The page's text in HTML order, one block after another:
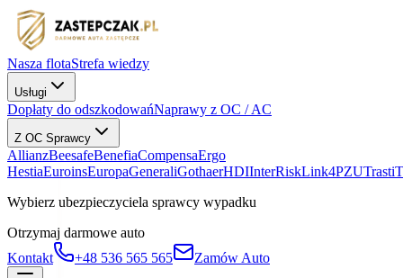
Nasza flotaStrefa wiedzy
Usługi
Dopłaty do odszkodowańNaprawy z OC / AC
Z OC Sprawcy
AllianzBeesafeBenefiaCompensaErgo
HestiaEuroinsEuropaGeneraliGothaerHDIInterRiskLink4PZUTrasti
Wybierz ubezpieczyciela sprawcy wypadku
Otrzymaj darmowe auto
Kontakt
+48 536 565 565 Zamów Auto